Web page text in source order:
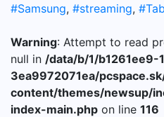
#Samsung, #streaming,
Warning: Attempt to read
null in /data/b/1/
3ea9972071ea/
content/themes/newsup/
index-main.php on line 116